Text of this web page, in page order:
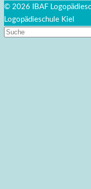
© 2026 IBAF
Logopädieschule Kiel